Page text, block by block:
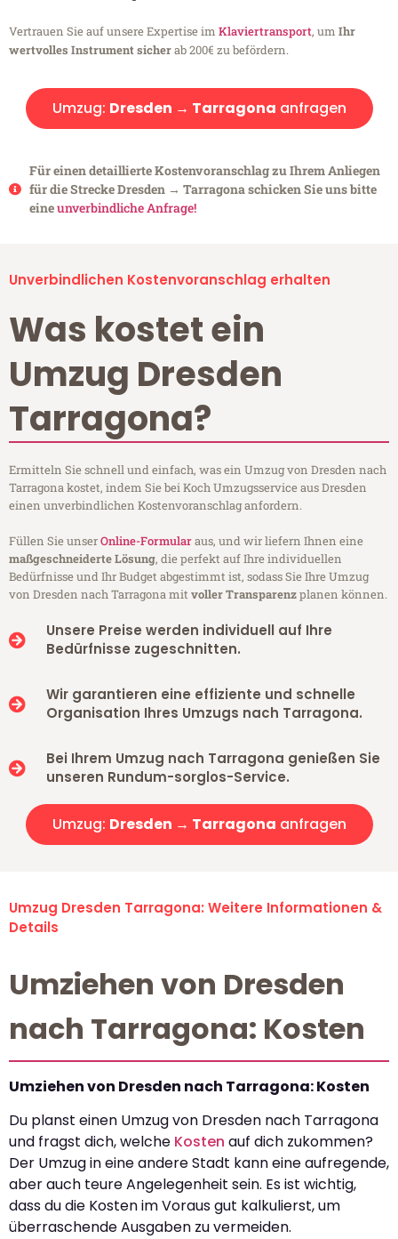
Vertrauen Sie auf unsere Expertise im Klaviertransport, um Ihr
wertvolles Instrument sicherab 200€ zu befördern.
Umzug: Dresden → Tarragona anfragen
Für einen detaillierte Kostenvoranschlag zu Ihrem Anliegen
für die Strecke Dresden → Tarragona schicken Sie uns bitte
eineunverbindliche Anfrage!
Unverbindlichen Kostenvoranschlag erhalten
Was kostet ein
Umzug Dresden
Tarragona?
Ermitteln Sie schnell und einfach, was ein Umzug von Dresden nach
Tarragona kostet, indem Sie bei Koch Umzugsservice aus Dresden
einen unverbindlichen Kostenvoranschlag anfordern.
Füllen Sie unserOnline-Formularaus, und wir liefern Ihnen eine
maßgeschneiderte Lösung, die perfekt auf Ihre individuellen
Bedürfnisse und Ihr Budget abgestimmt ist, sodass Sie Ihre Umzug
von Dresden nach Tarragona mitvoller Transparenzplanen können.
Unsere Preise werden individuell auf Ihre
Bedürfnisse zugeschnitten.
Wir garantieren eine effiziente und schnelle
Organisation Ihres Umzugs nach Tarragona.
Bei Ihrem Umzug nach Tarragona genießen Sie
unseren Rundum-sorglos-Service.
Umzug: Dresden → Tarragona anfragen
Umzug Dresden Tarragona: Weitere Informationen &
Details
Umziehen von Dresden
nach Tarragona: Kosten
Umziehen von Dresden nach Tarragona: Kosten
Du planst einen Umzug von Dresden nach Tarragona
und fragst dich, welche Kosten auf dich zukommen?
Der Umzug in eine andere Stadt kann eine aufregende,
aber auch teure Angelegenheit sein. Es ist wichtig,
dass du die Kosten im Voraus gut kalkulierst, um
überraschende Ausgaben zu vermeiden.